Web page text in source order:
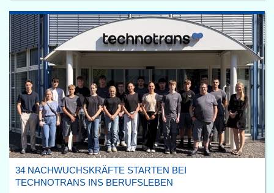
34 NACHWUCHSKRÄFTE STARTEN BEI
TECHNOTRANS INS BERUFSLEBEN